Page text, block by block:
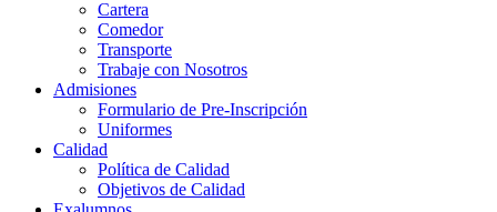
Cartera
Comedor
Transporte
Trabaje con Nosotros
Admisiones
Formulario de Pre-Inscripción
Uniformes
Calidad
Política de Calidad
Objetivos de Calidad